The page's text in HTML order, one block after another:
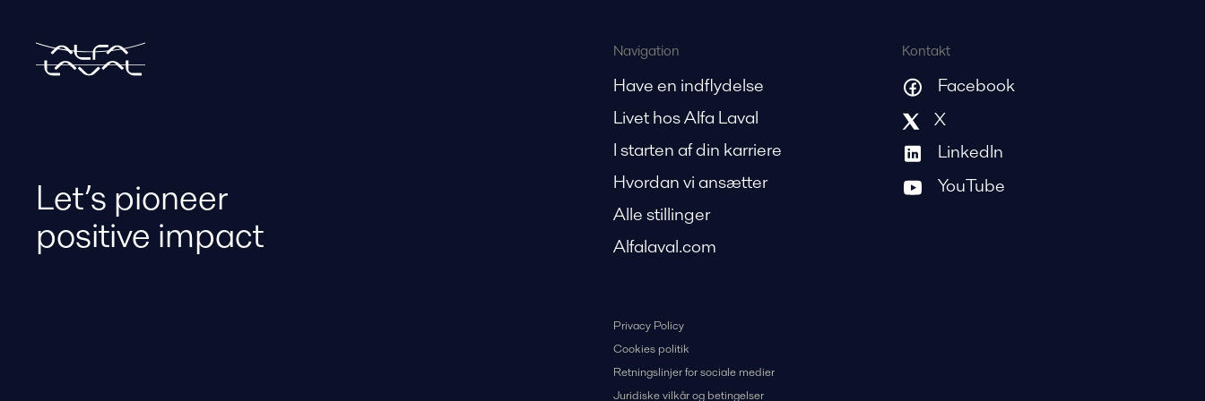
Let’s pioneer
positive impact
Navigation
Have en indflydelse
Livet hos Alfa Laval
I starten af din karriere
Hvordan vi ansætter
Alle stillinger
Alfalaval.com
Privacy Policy
Cookies politik
Retningslinjer for sociale medier
Juridiske vilkår og betingelser
Kontakt
Facebook
X
LinkedIn
YouTube